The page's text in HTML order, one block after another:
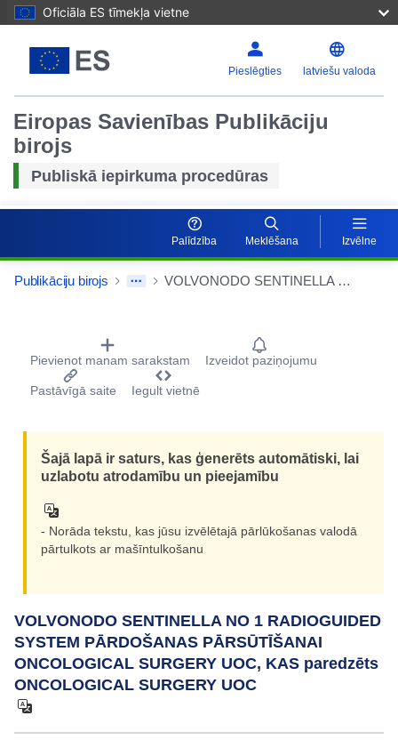
Oficiāla ES tīmekļa vietne
Pieslēgties latviešu valoda
Eiropas Savienības Publikāciju
birojs
Publiskā iepirkuma procedūras
Palīdzība Meklēšana Izvēlne
Publikāciju birojs VOLVONODO SENTINELLA NO 1 RADIOGUIDED SYSTEM PĀRDOŠANAS PĀRSŪTĪŠANAI ONCOLOGICAL SURGERY UOC, KAS paredzēts ONCOLOGICAL SURGERY UOC
Procurement Detail Actions Portlet
Pievienot manam sarakstam Izveidot paziņojumu
Pastāvīgā saite Iegult vietnē
Šajā lapā ir saturs, kas ģenerēts automātiski, lai
uzlabotu atrodamību un pieejamību
- Norāda tekstu, kas jūsu izvēlētajā pārlūkošanas valodā
pārtulkots ar mašīntulkošanu
VOLVONODO SENTINELLA NO 1 RADIOGUIDED
SYSTEM PĀRDOŠANAS PĀRSŪTĪŠANAI
ONCOLOGICAL SURGERY UOC, KAS paredzēts
ONCOLOGICAL SURGERY UOC